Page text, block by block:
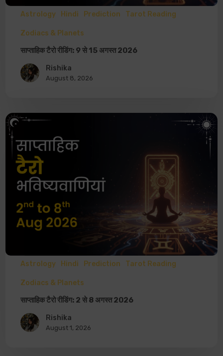
Astrology Hindi Prediction Tarot Reading
Zodiacs & Planets
साप्ताहिक टैरो रीडिंग: 9 से 15 अगस्त 2026
Rishika
August 8, 2026
Astrology Hindi Prediction Tarot Reading
Zodiacs & Planets
साप्ताहिक टैरो रीडिंग: 2 से 8 अगस्त 2026
Rishika
August 1, 2026